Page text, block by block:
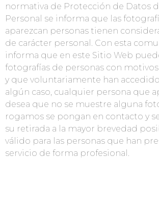
normativa de Protección de Datos
Personal se informa que las
aparezcan personas tienen
de carácter personal. Con esta
informa que en este Sitio Web
fotografías de personas con
y que voluntariamente han accedido
algún caso, cualquier persona que
desea que no se muestre alguna
rogamos se pongan en contacto y
su retirada a la mayor brevedad
válido para las personas que han
servicio de forma profesional.